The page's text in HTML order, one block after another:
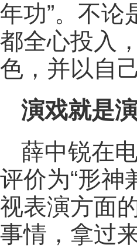
年功”。不论
都全心投入
色，并以自
演戏就是
薛中锐在
评价为“形神
视表演方面
事情，拿过